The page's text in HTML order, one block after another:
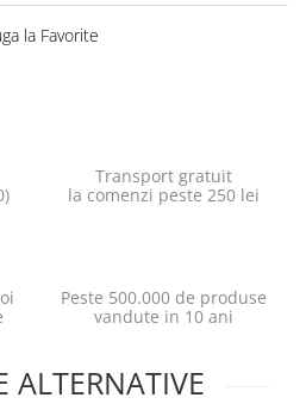
la Favorite
Transport gratuit
la comenzi peste 250 lei
Peste 500.000 de produse
vandute in 10 ani
ALTERNATIVE